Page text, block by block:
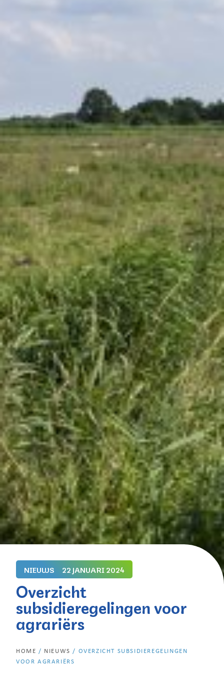
NIEUWS 22 JANUARI 2024
Overzicht
subsidieregelingen voor
agrariërs
HOME / NIEUWS / OVERZICHT SUBSIDIEREGELINGEN
VOOR AGRARIËRS